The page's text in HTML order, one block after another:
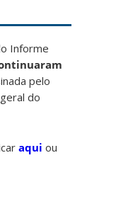
Informe
pelo
do
aqui ou